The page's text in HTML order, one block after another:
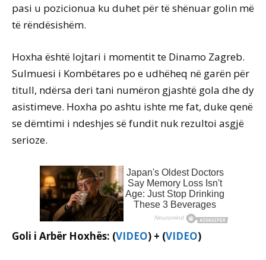
pasi u pozicionua ku duhet për të shënuar golin më
të rëndësishëm.
Hoxha është lojtari i momentit te Dinamo Zagreb.
Sulmuesi i Kombëtares po e udhëheq në garën për
titull, ndërsa deri tani numëron gjashtë gola dhe dy
asistimeve. Hoxha po ashtu ishte me fat, duke qenë
se dëmtimi i ndeshjes së fundit nuk rezultoi asgjë
serioze.
Goli i Arbër Hoxhës: (VIDEO) + (VIDEO)